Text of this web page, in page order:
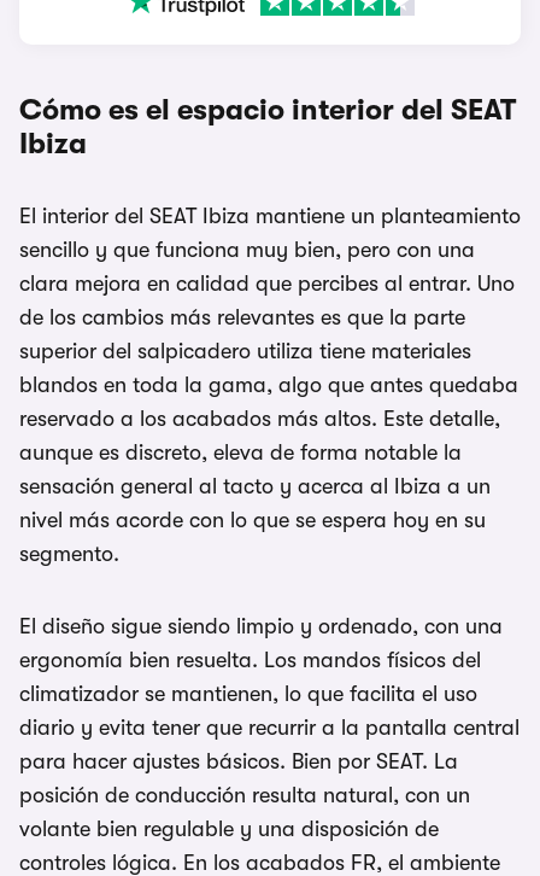
Cómo es el espacio interior del SEAT
Ibiza
El interior del SEAT Ibiza mantiene un planteamiento
sencillo y que funciona muy bien, pero con una
clara mejora en calidad que percibes al entrar. Uno
de los cambios más relevantes es que la parte
superior del salpicadero utiliza tiene materiales
blandos en toda la gama, algo que antes quedaba
reservado a los acabados más altos. Este detalle,
aunque es discreto, eleva de forma notable la
sensación general al tacto y acerca al Ibiza a un
nivel más acorde con lo que se espera hoy en su
segmento.
El diseño sigue siendo limpio y ordenado, con una
ergonomía bien resuelta. Los mandos físicos del
climatizador se mantienen, lo que facilita el uso
diario y evita tener que recurrir a la pantalla central
para hacer ajustes básicos. Bien por SEAT. La
posición de conducción resulta natural, con un
volante bien regulable y una disposición de
controles lógica. En los acabados FR, el ambiente